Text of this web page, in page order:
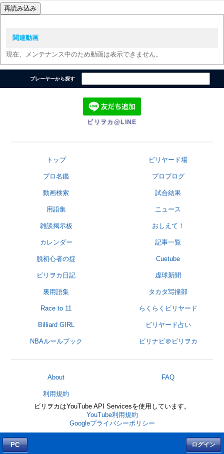
再読み込み
関連動画
現在、メンテナンス中のため動画は表示できません。
プレーヤーから探す
ビリヲカ@LINE
トップ ビリヤード場
プロ名鑑 プロブログ
動画検索 試合結果
用語集 ニュース
雑談掲示板 おしえて！
カレンダー 記事一覧
脱初心者の掟 Cuetube
ビリヲカ日記 虚球新聞
裏用語集 タカタ写撞部
Race to 11 らくらくビリヤード
Billiard GIRL ビリヤード占い
NBAルールブック ビリナビ＠ビリヲカ
About FAQ
利用規約
ビリヲカはYouTube API Servicesを使用しています。
YouTube利用規約
Googleプライバシーポリシー
PC ログイン